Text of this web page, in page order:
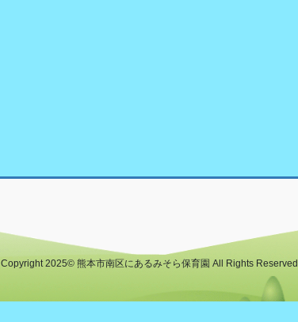
Copyright 2025© 熊本市南区にあるみそら保育園 All Rights Reserved.